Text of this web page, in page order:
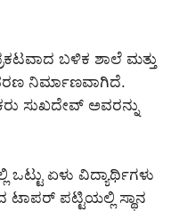
ಬಳಿಕ ಶಾಲೆ ಮತ್ತು
ನಿರ್ಮಾಣವಾಗಿದೆ.
ಸುಖದೇವ್ ಅವರನ್ನು
ಏಳು ವಿದ್ಯಾರ್ಥಿಗಳು
ಟಾಪರ್ ಪಟ್ಟಿಯಲ್ಲಿ ಸ್ಥಾನ